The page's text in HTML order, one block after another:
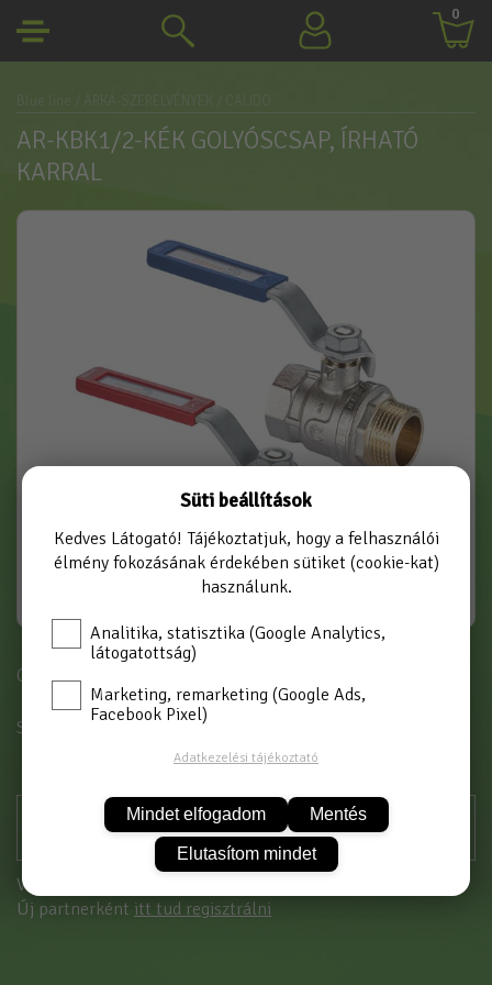
0
AR-KBK1/2-KÉK GOLYÓSCSAP, ÍRHATÓ
KARRAL
Cikkszám: AR-KBK-1/2 K
SZÍN
Vásárláshoz kérjük jelentkezzen be!
Új partnerként itt tud regisztrálni
Süti beállítások
Kedves Látogató! Tájékoztatjuk, hogy a felhasználói
élmény fokozásának érdekében sütiket (cookie-kat)
használunk.
Analitika, statisztika (Google Analytics,
látogatottság)
Marketing, remarketing (Google Ads,
Facebook Pixel)
Adatkezelési tájékoztató
Mindet elfogadom Mentés
Elutasítom mindet